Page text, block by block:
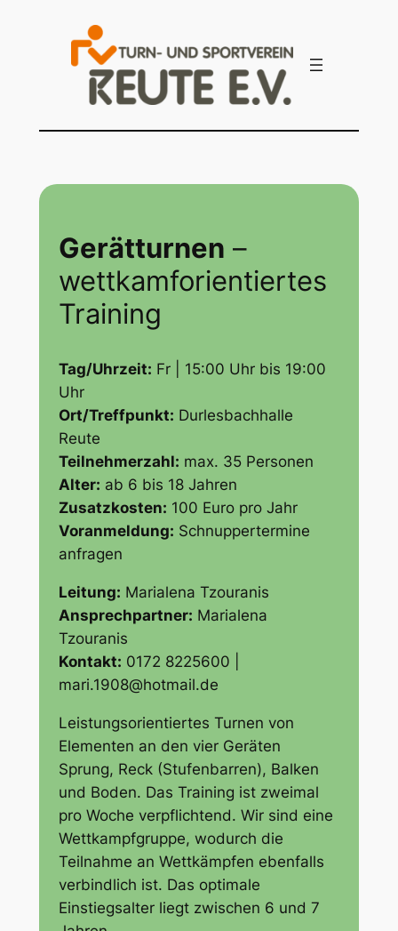
Gerätturnen –
wettkamforientiertes
Training
Tag/Uhrzeit: Fr | 15:00 Uhr bis 19:00
Uhr
Ort/Treffpunkt: Durlesbachhalle
Reute
Teilnehmerzahl: max. 35 Personen
Alter: ab 6 bis 18 Jahren
Zusatzkosten: 100 Euro pro Jahr
Voranmeldung: Schnuppertermine
anfragen
Leitung: Marialena Tzouranis
Ansprechpartner: Marialena
Tzouranis
Kontakt: 0172 8225600 |
mari.1908@hotmail.de
Leistungsorientiertes Turnen von
Elementen an den vier Geräten
Sprung, Reck (Stufenbarren), Balken
und Boden. Das Training ist zweimal
pro Woche verpflichtend. Wir sind eine
Wettkampfgruppe, wodurch die
Teilnahme an Wettkämpfen ebenfalls
verbindlich ist. Das optimale
Einstiegsalter liegt zwischen 6 und 7